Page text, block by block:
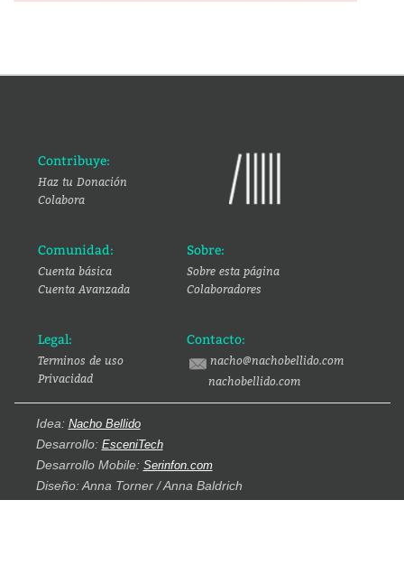
Contribuye:
Haz tu Donación
Colabora
Comunidad:
Cuenta básica
Cuenta Avanzada
Sobre:
Sobre esta página
Colaboradores
Legal:
Terminos de uso
Privacidad
Contacto:
nacho@nachobellido.com
nachobellido.com
Idea: Nacho Bellido
Desarrollo: EsceniTech
Desarrollo Mobile: Serinfon.com
Diseño: Anna Torner / Anna Baldrich